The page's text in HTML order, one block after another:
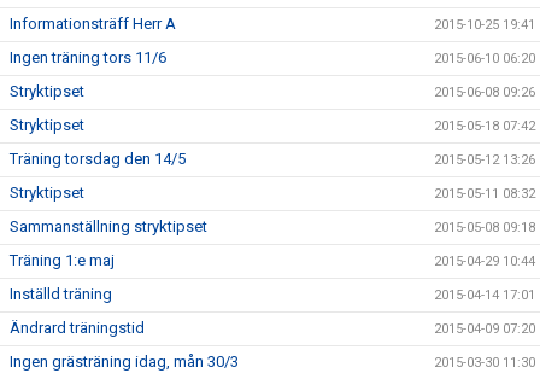
Informationsträff Herr A 2015-10-25 19:41
Ingen träning tors 11/6 2015-06-10 06:20
Stryktipset 2015-06-08 09:26
Stryktipset 2015-05-18 07:42
Träning torsdag den 14/5 2015-05-12 13:26
Stryktipset 2015-05-11 08:32
Sammanställning stryktipset 2015-05-08 09:18
Träning 1:e maj 2015-04-29 10:44
Inställd träning 2015-04-14 17:01
Ändrard träningstid 2015-04-09 07:20
Ingen grästräning idag, mån 30/3 2015-03-30 11:30